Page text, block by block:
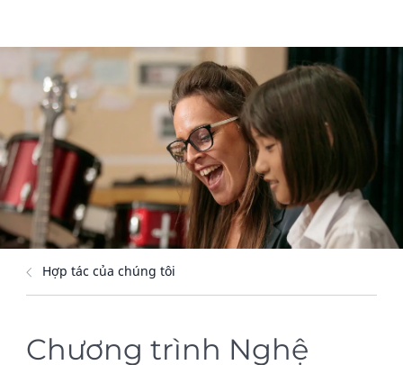
Hợp tác của chúng tôi
Chương trình Nghệ